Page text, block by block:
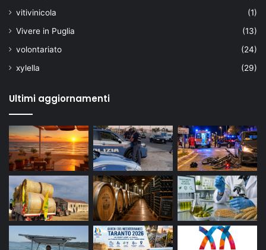
vitivinicola
(1)
Vivere in Puglia
(13)
volontariato
(24)
xylella
(29)
Ultimi aggiornamenti